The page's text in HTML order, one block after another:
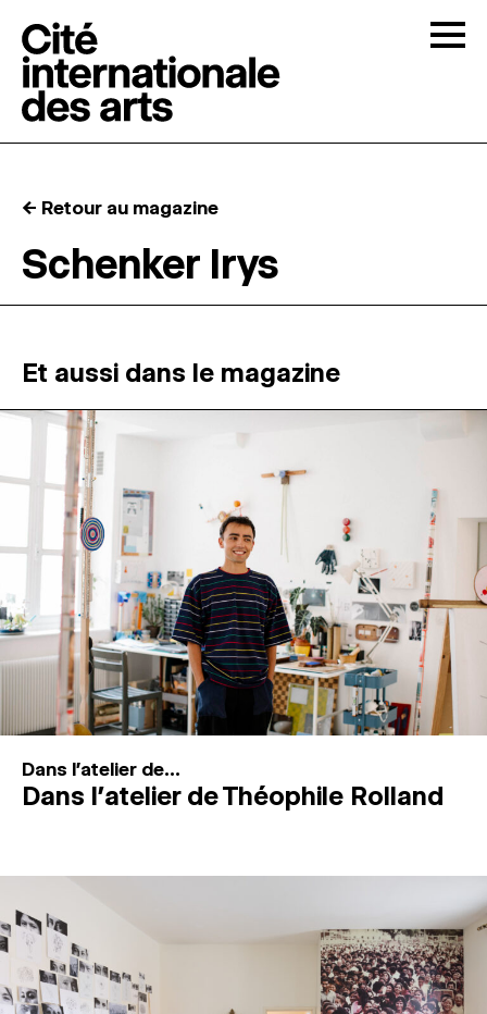
RÉSIDENCES ↓
ATELIERS OUVERTS
PROGRAMMATION
MAGAZINE
ESPACES DE PRATIQUE ARTISTIQUE ↓
Recherche
Connexion
← Retour au magazine
Schenker Irys
Et aussi dans le magazine
Dans l'atelier de...
Dans l’atelier de Théophile Rolland